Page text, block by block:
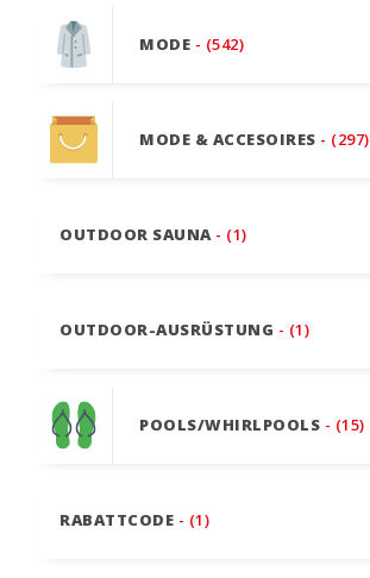
MODE - (542)
MODE & ACCESOIRES - (297)
OUTDOOR SAUNA - (1)
OUTDOOR-AUSRÜSTUNG - (1)
POOLS/WHIRLPOOLS - (15)
RABATTCODE - (1)